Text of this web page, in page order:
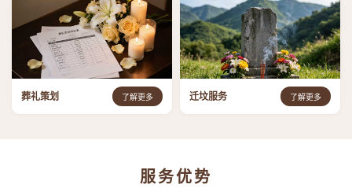
葬礼策划 了解更多 迁坟服务 了解更多
服务优势